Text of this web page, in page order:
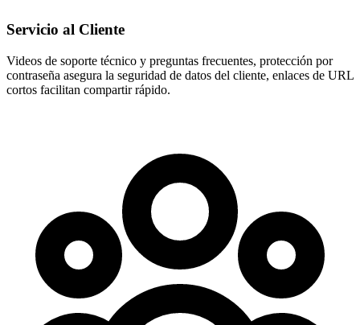
Servicio al Cliente
Videos de soporte técnico y preguntas frecuentes, protección por
contraseña asegura la seguridad de datos del cliente, enlaces de URL
cortos facilitan compartir rápido.